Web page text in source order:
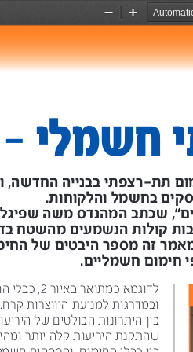
Zoom
Zoom
-
, כבלי החימום פרוסים במרפסת 2
לדוגמא כמתואר באיור
ובמדרגות למניעת היווצרות קרח.
בין היתרונות הבולטים של היריעות הגמישות ניתן לציין,
שהתקנת היריעות קלה יותר ומהירה יותר, עם מירווחים קבועים